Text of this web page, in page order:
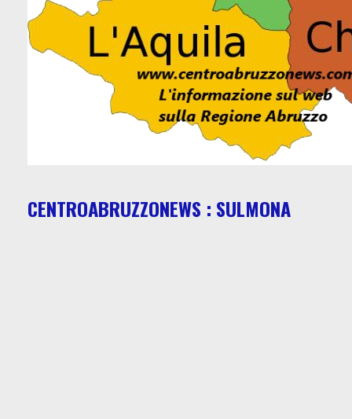
CENTROABRUZZONEWS : SULMONA